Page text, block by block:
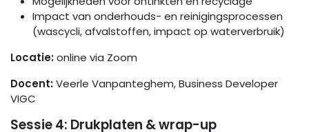
Impact van onderhouds- en reinigingsprocessen
(wascycli, afvalstoffen, impact op waterverbruik)
Locatie:online via Zoom
Docent:Veerle Vanpanteghem, Business Developer
VIGC
Sessie 4: Drukplaten & wrap-up